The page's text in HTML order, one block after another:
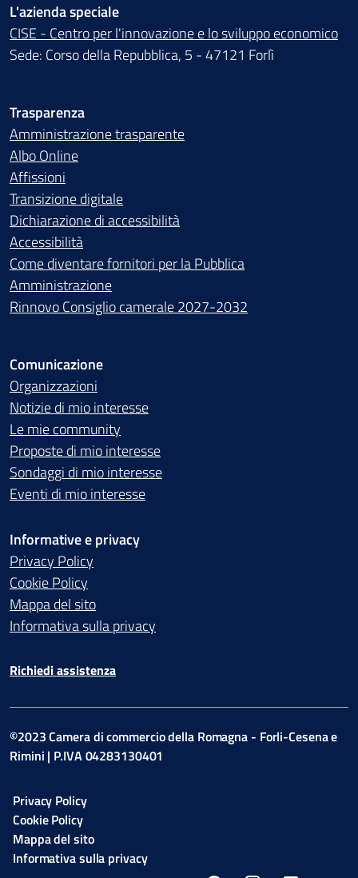
L'azienda speciale
CISE - Centro per l'innovazione e lo sviluppo economico
Sede: Corso della Repubblica, 5 - 47121 Forlì
Trasparenza
Amministrazione trasparente
Albo Online
Affissioni
Transizione digitale
Dichiarazione di accessibilità
Accessibilità
Come diventare fornitori per la Pubblica
Amministrazione
Rinnovo Consiglio camerale 2027-2032
Comunicazione
Organizzazioni
Notizie di mio interesse
Le mie community
Proposte di mio interesse
Sondaggi di mio interesse
Eventi di mio interesse
Informative e privacy
Privacy Policy
Cookie Policy
Mappa del sito
Informativa sulla privacy
Richiedi assistenza
©2023 Camera di commercio della Romagna - Forli-Cesena e
Rimini | P.IVA 04283130401
Privacy Policy
Cookie Policy
Mappa del sito
Informativa sulla privacy